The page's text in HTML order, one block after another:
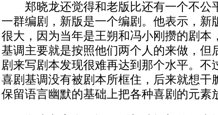
郑晓龙还觉得和老版比还有一个不公
一群编剧，新版是一个编剧。他表示，新
很大，因为当年是王朔和冯小刚攒的剧本
基调主要就是按照他们两个人的来做，但
剧来写剧本发现很难再达到那个水平。不
喜剧基调没有被剧本所框住，后来就想干
保留语言幽默的基础上把各种喜剧的元素